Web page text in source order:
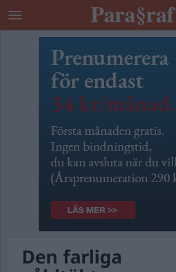
Den farliga